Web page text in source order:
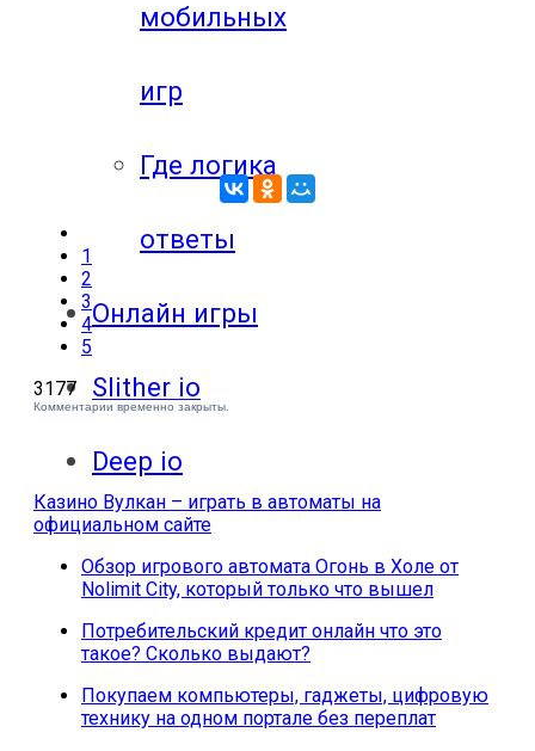
мобильных
игр
Где логика
ответы
Онлайн игры
Slither io
Deep io
1
2
3
4
5
3177
Комментарии временно закрыты.
Казино Вулкан – играть в автоматы на
официальном сайте
Обзор игрового автомата Огонь в Холе от
Nolimit City, который только что вышел
Потребительский кредит онлайн что это
такое? Сколько выдают?
Покупаем компьютеры, гаджеты, цифровую
технику на одном портале без переплат